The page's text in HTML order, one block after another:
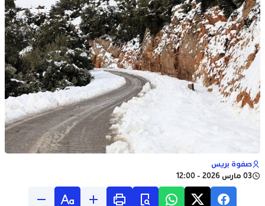
صفوة بريس
03 مارس 2026 - 12:00